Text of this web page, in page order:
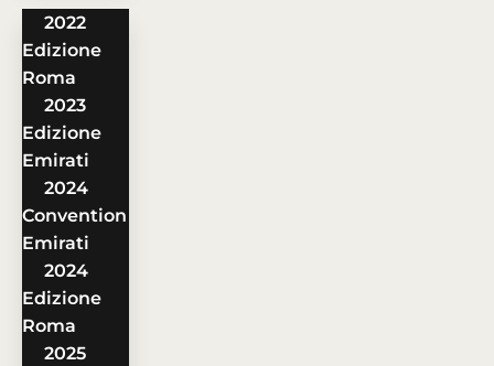
2022
Edizione
Roma
2023
Edizione
Emirati
2024
Convention
Emirati
2024
Edizione
Roma
2025